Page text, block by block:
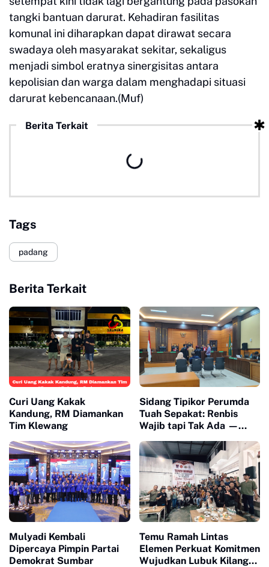
tangki bantuan darurat. Kehadiran fasilitas
komunal ini diharapkan dapat dirawat secara
swadaya oleh masyarakat sekitar, sekaligus
menjadi simbol eratnya sinergisitas antara
kepolisian dan warga dalam menghadapi situasi
darurat kebencanaan.(Muf)
Berita Terkait
Tags
padang
Berita Terkait
Curi Uang Kakak
Kandung, RM Diamankan
Tim Klewang
Sidang Tipikor Perumda
Tuah Sepakat: Renbis
Wajib tapi Tak Ada —
Dipertanyakan, Saksi
Mangkir karena 'Biaya
Transport'"
Mulyadi Kembali
Dipercaya Pimpin Partai
Demokrat Sumbar
Temu Ramah Lintas
Elemen Perkuat Komitmen
Wujudkan Lubuk Kilangan